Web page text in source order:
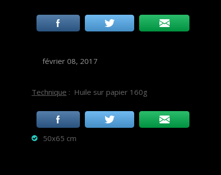
février 08, 2017
Technique : Huile sur papier 160g
50x65 cm